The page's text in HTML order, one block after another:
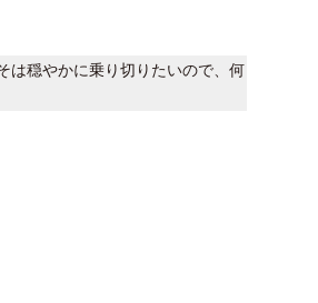
は穏やかに乗り切りたいので、何